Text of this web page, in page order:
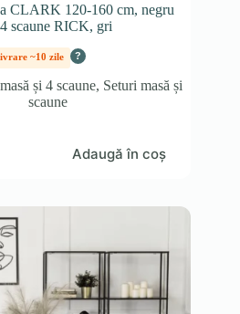
CLARK 120-160 cm, negru
scaune RICK, gri
~10 zile ?
și 4 scaune, Seturi masă și
scaune
Adaugă în coș